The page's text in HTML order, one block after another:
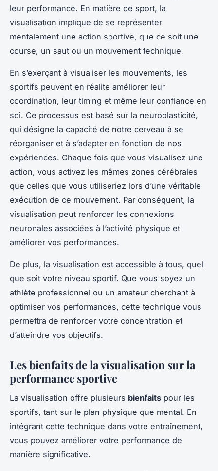
leur performance. En matière de sport, la
visualisation implique de se représenter
mentalement une action sportive, que ce soit une
course, un saut ou un mouvement technique.
En s’exerçant à visualiser les mouvements, les
sportifs peuvent en réalite améliorer leur
coordination, leur timing et même leur confiance en
soi. Ce processus est basé sur la neuroplasticité,
qui désigne la capacité de notre cerveau à se
réorganiser et à s’adapter en fonction de nos
expériences. Chaque fois que vous visualisez une
action, vous activez les mêmes zones cérébrales
que celles que vous utiliseriez lors d’une véritable
exécution de ce mouvement. Par conséquent, la
visualisation peut renforcer les connexions
neuronales associées à l’activité physique et
améliorer vos performances.
De plus, la visualisation est accessible à tous, quel
que soit votre niveau sportif. Que vous soyez un
athlète professionnel ou un amateur cherchant à
optimiser vos performances, cette technique vous
permettra de renforcer votre concentration et
d’atteindre vos objectifs.
Les bienfaits de la visualisation sur la
performance sportive
La visualisation offre plusieurs bienfaits pour les
sportifs, tant sur le plan physique que mental. En
intégrant cette technique dans votre entraînement,
vous pouvez améliorer votre performance de
manière significative.